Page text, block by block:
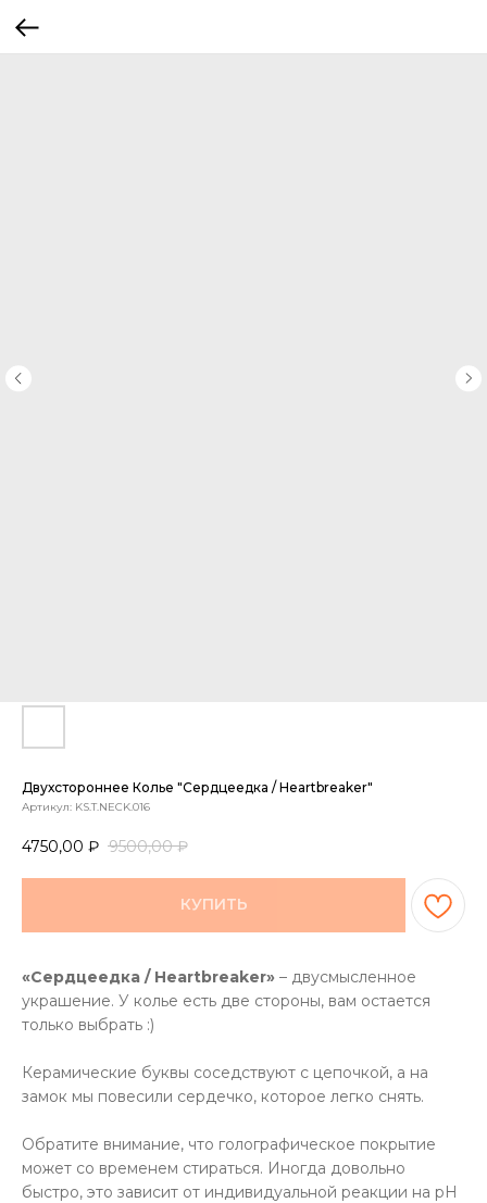
Двухстороннее Колье "Сердцеедка / Heartbreaker"
Артикул: KS.T.NECK.016
4750,00 ₽ 9500,00 ₽
КУПИТЬ
«Сердцеедка / Heartbreaker» – двусмысленное
украшение. У колье есть две стороны, вам остается
только выбрать :)
Керамические буквы соседствуют с цепочкой, а на
замок мы повесили сердечко, которое легко снять.
Обратите внимание, что голографическое покрытие
может со временем стираться. Иногда довольно
быстро, это зависит от индивидуальной реакции на pH